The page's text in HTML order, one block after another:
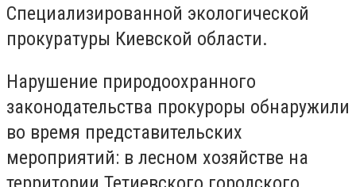
Специализированной экологической
прокуратуры Киевской области.
Нарушение природоохранного
законодательства прокуроры обнаружили
во время представительских
мероприятий: в лесном хозяйстве на